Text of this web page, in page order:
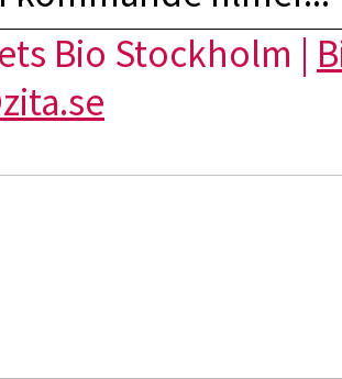
Bio Stockholm |